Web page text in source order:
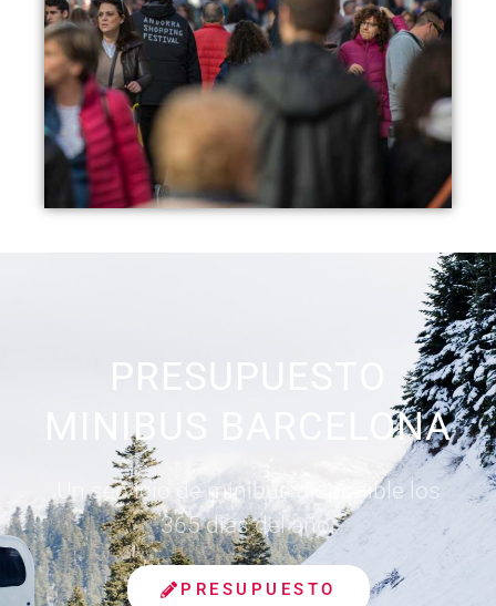
PRESUPUESTO
MINIBUS BARCELONA
Un servicio de minibús disponible los
365 días del año.
PRESUPUESTO